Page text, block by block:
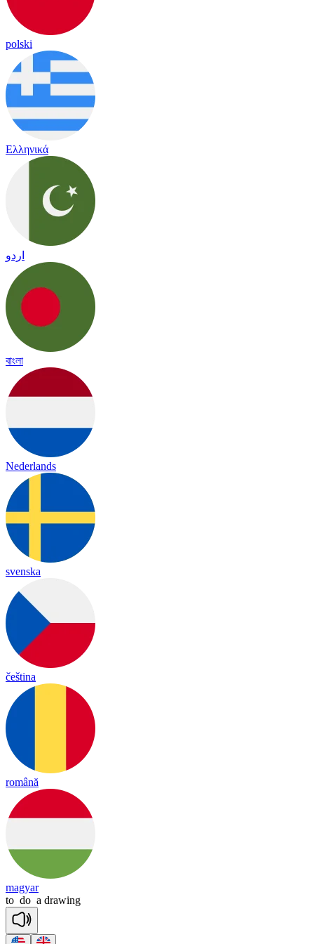
polski
Ελληνικά
اردو
বাংলা
Nederlands
svenska
čeština
română
magyar
to do a drawing